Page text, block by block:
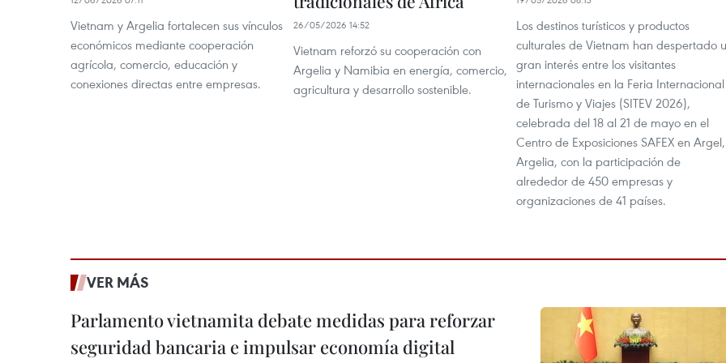
Vietnam y Argelia fortalecen sus vínculos
económicos mediante cooperación
agrícola, comercio, educación y
conexiones directas entre empresas.
26/05/2026 14:52
Vietnam reforzó su cooperación con
Argelia y Namibia en energía, comercio,
agricultura y desarrollo sostenible.
Los destinos turísticos y productos
culturales de Vietnam han despertado
gran interés entre los visitantes
internacionales en la Feria Internacional
de Turismo y Viajes (SITEV 2026),
celebrada del 18 al 21 de mayo en el
Centro de Exposiciones SAFEX en Argel,
Argelia, con la participación de
alrededor de 450 empresas y
organizaciones de 41 países.
VER MÁS
Parlamento vietnamita debate medidas para reforzar
seguridad bancaria e impulsar economía digital